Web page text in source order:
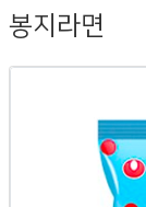
봉지라면